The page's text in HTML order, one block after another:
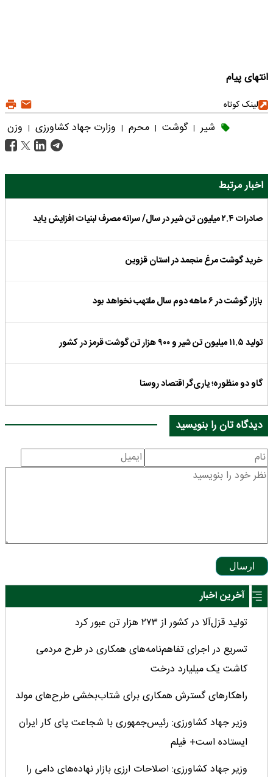
انتهای پیام
لینک کوتاه
شیر | گوشت | محرم | وزارت جهاد کشاورزی | وزن
اخبار مرتبط
صادرات ۲.۴ میلیون تن شیر در سال/ سرانه مصرف لبنیات افزایش یاید
خرید گوشت مرغ منجمد در استان قزوین
بازار گوشت در ۶ ماهه دوم سال ملتهب نخواهد بود
تولید ۱۱.۵ میلیون تن شیر و ۹۰۰ هزار تن گوشت قرمز در کشور
گاو دو منظوره؛ یاری‌گر اقتصاد روستا
دیدگاه تان را بنویسید
ارسال
آخرین اخبار
تولید قزل‌آلا در کشور از ۲۷۳ هزار تن عبور کرد
تسریع در اجرای تفاهم‌نامه‌های همکاری در طرح مردمی
کاشت یک میلیارد درخت
راهکارهای گسترش همکاری برای شتاب‌بخشی طرح‌های مولد
وزیر جهاد کشاورزی: رئیس‌جمهوری با شجاعت پای کار ایران
ایستاده است+ فیلم
وزیر جهاد کشاورزی: اصلاحات ارزی بازار نهاده‌های دامی را